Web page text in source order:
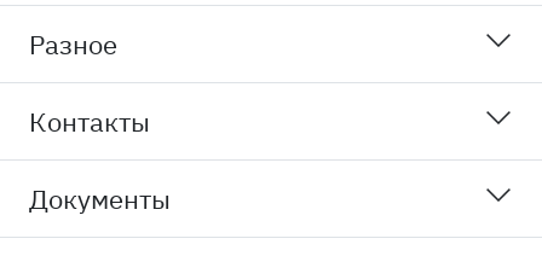
Разное
Контакты
Документы